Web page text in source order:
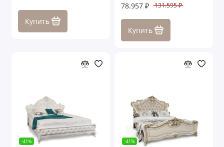
Купить
78.957 ₽ 131.595 ₽
Купить
-41%
-41%